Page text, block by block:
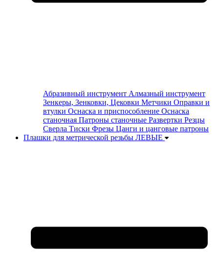
Абразивный инструмент Алмазный инструмент
Зенкеры, Зенковки, Цековки Метчики Оправки и
втулки Оснаска и приспособление Оснаска
станочная Патроны станочные Развертки Резцы
Сверла Тиски Фрезы Цанги и цанговые патроны
Плашки для метрической резьбы ЛЕВЫЕ